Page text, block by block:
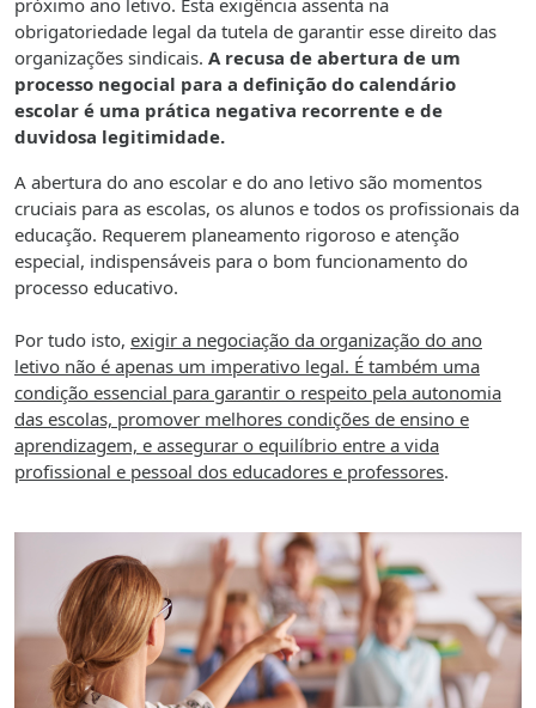
obrigatoriedade legal da tutela de garantir esse direito das
organizações sindicais. A recusa de abertura de um
processo negocial para a definição do calendário
escolar é uma prática negativa recorrente e de
duvidosa legitimidade.
A abertura do ano escolar e do ano letivo são momentos
cruciais para as escolas, os alunos e todos os profissionais da
educação. Requerem planeamento rigoroso e atenção
especial, indispensáveis para o bom funcionamento do
processo educativo.
Por tudo isto, exigir a negociação da organização do ano
letivo não é apenas um imperativo legal. É também uma
condição essencial para garantir o respeito pela autonomia
das escolas, promover melhores condições de ensino e
aprendizagem, e assegurar o equilíbrio entre a vida
profissional e pessoal dos educadores e professores.